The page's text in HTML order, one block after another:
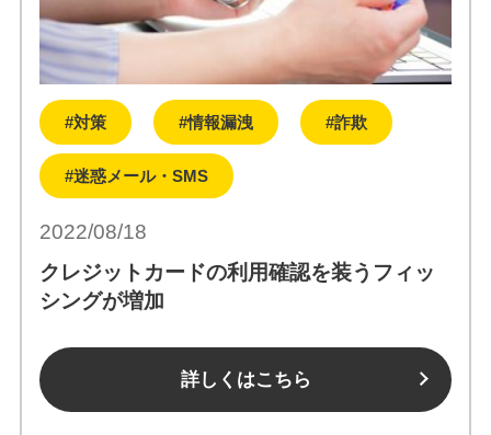
#対策 #情報漏洩 #詐欺
#迷惑メール・SMS
2022/08/18
クレジットカードの利用確認を装うフィッ
シングが増加
詳しくはこちら